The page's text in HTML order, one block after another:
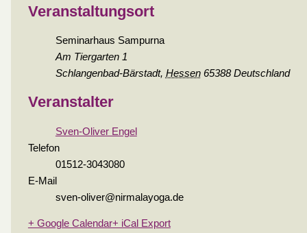
Veranstaltungsort
Seminarhaus Sampurna
Am Tiergarten 1
Schlangenbad-Bärstadt, Hessen 65388 Deutschland
Veranstalter
Sven-Oliver Engel
Telefon
01512-3043080
E-Mail
sven-oliver@nirmalayoga.de
+ Google Calendar+ iCal Export